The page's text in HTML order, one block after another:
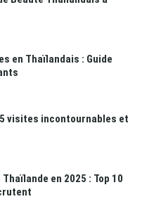
en Thaïlandais : Guide
visites incontournables et
en 2025 : Top 10